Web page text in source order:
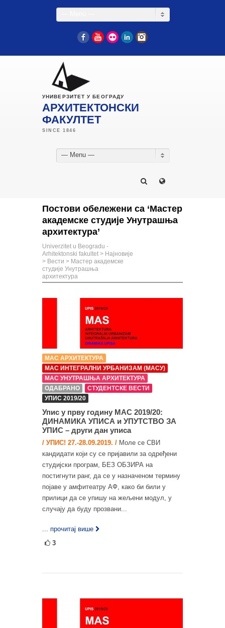
FacebookYouTube
Flickr LinkedIn
УНИВЕРЗИТЕТ У БЕОГРАДУ
АРХИТЕКТОНСКИ
ФАКУЛТЕТ
— Menu —
Постови обележени са ‘Мастер
академске студије Унутрашња
архитектура’
Univerzitet u Beogradu -
Arhitektonski fakultet > Најновије
> Вести > Мастер академске
студије Унутрашња
архитектура
МАС АРХИТЕКТУРА
МАС ИНТЕГРАЛНИ УРБАНИЗАМ (МАСУ)
МАС УНУТРАШЊА АРХИТЕКТУРА
ОДАБРАНО
СТУДЕНТСКЕ ВЕСТИ
УПИС 2019/20
Упис у прву годину МАС 2019/20:
ДИНАМИКА УПИСА и УПУТСТВО ЗА
УПИС – други дан уписа
/ УПИС! 27.-28.09.2019. / Моле се СВИ
кандидати који су се пријавили за одређени
студијски програм, БЕЗ ОБЗИРА на
постигнути ранг, да се у назначеном термину
појаве у амфитеатру АФ, како би били у
прилици да се упишу на жељени модул, у
случају да буду прозвани...
... прочитај више
3